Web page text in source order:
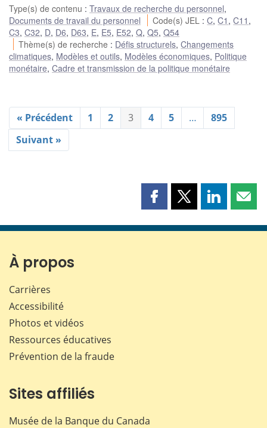
Type(s) de contenu : Travaux de recherche du personnel,
Documents de travail du personnel
Code(s) JEL :C,C1 ,C11 ,
C3, C32, D, D6, D63, E, E5, E52, Q, Q5, Q54
Thème(s) de recherche : Défis structurels,Changements
climatiques, Modèles et outils, Modèles économiques, Politique
monétaire, Cadre et transmission de la politique monétaire
« Précédent 1 2 3 4 5 …
895
Suivant »
Partager
page
Partager
page
Partager
page page
À propos
Carrières
Accessibilité
Photos et vidéos
Ressources éducatives
Prévention de la fraude
Sites affiliés
Musée de la Banque du Canada